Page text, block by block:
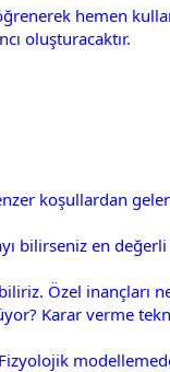
hemen
oluşturacaktır.
koşullardan
bilirseniz en değerli
Özel inançları
Karar verme